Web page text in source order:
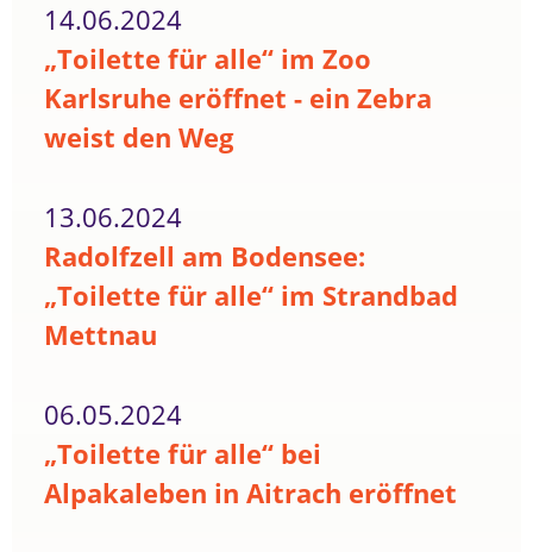
14.06.2024
„Toilette für alle“ im Zoo
Karlsruhe eröffnet - ein Zebra
weist den Weg
13.06.2024
Radolfzell am Bodensee:
„Toilette für alle“ im Strandbad
Mettnau
06.05.2024
„Toilette für alle“ bei
Alpakaleben in Aitrach eröffnet